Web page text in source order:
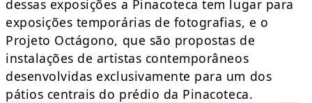
dessas exposições a Pinacoteca tem lugar para
exposições temporárias de fotografias, e o
Projeto Octágono, que são propostas de
instalações de artistas contemporâneos
desenvolvidas exclusivamente para um dos
pátios centrais do prédio da Pinacoteca.